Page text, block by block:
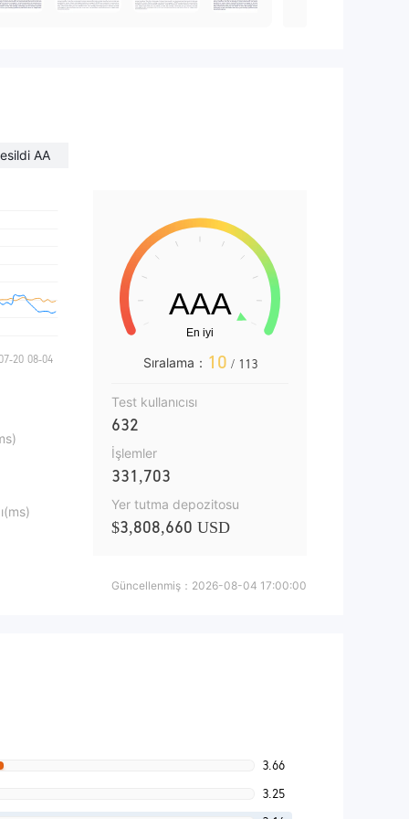
AA
Sıralama： 10 / 113
Test kullanıcısı
632
İşlemler
331,703
Yer tutma depozitosu
$3,808,660 USD
Güncellenmiş： 2026-08-04 17:00:00
3.66
3.25